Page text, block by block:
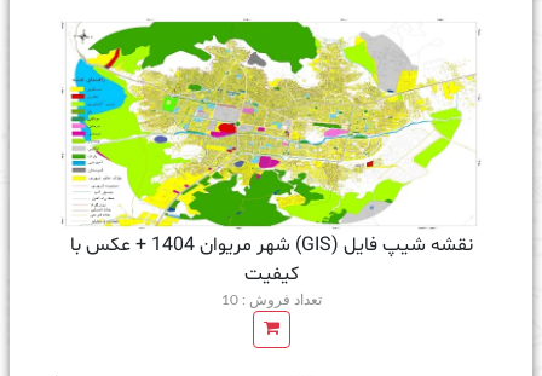
نقشه شیپ فایل (GIS) شهر مریوان 1404 + عکس با
کیفیت
تعداد فروش : 10